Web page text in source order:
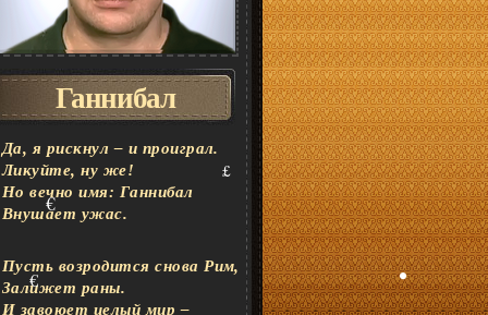
¢
Ганнибал
Да, я рискнул – и проиграл.
Ликуйте, ну же!
Но вечно имя: Ганнибал
Внушает ужас.
Пусть возродится снова Рим,
Залижет раны.
И завоюет целый мир –